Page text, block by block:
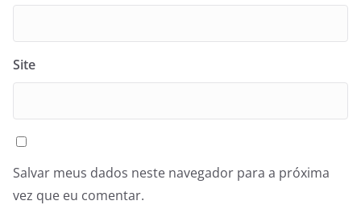
Site
Salvar meus dados neste navegador para a próxima
vez que eu comentar.